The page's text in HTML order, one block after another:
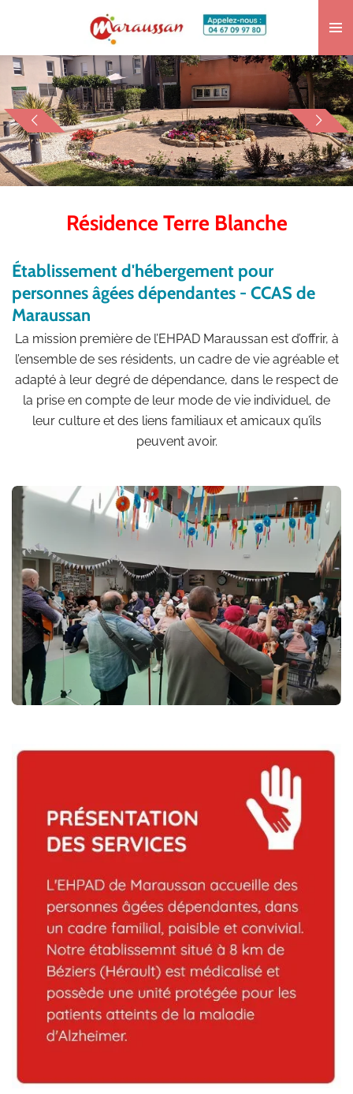
contenu
principal
Résidence Terre Blanche
Établissement d'hébergement pour
personnes âgées dépendantes - CCAS de
Maraussan
La mission première de l’EHPAD Maraussan est d’offrir, à
l’ensemble de ses résidents, un cadre de vie agréable et
adapté à leur degré de dépendance, dans le respect de
la prise en compte de leur mode de vie individuel, de
leur culture et des liens familiaux et amicaux qu’ils
peuvent avoir.